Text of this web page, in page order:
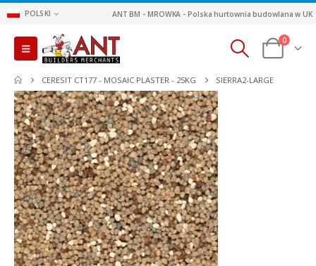
POLSKI ANT BM - MROWKA - Polska hurtownia budowlana w UK
0
CERESIT CT177 - MOSAIC PLASTER - 25KG SIERRA2-LARGE